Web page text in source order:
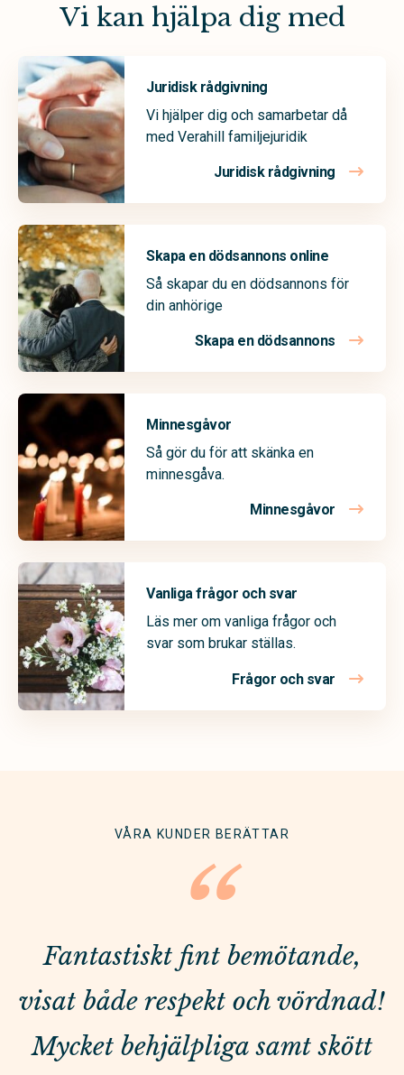
Vi kan hjälpa dig med
Juridisk rådgivning
Vi hjälper dig och samarbetar då
med Verahill familjejuridik
Juridisk rådgivning
Skapa en dödsannons online
Så skapar du en dödsannons för
din anhörige
Skapa en dödsannons
Minnesgåvor
Så gör du för att skänka en
minnesgåva.
Minnesgåvor
Vanliga frågor och svar
Läs mer om vanliga frågor och
svar som brukar ställas.
Frågor och svar
VÅRA KUNDER BERÄTTAR
“
Fantastiskt fint bemötande,
visat både respekt och vördnad!
Mycket behjälpliga samt skött